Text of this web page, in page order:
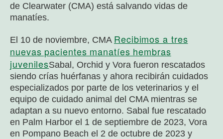
de Clearwater (CMA) está salvando vidas de
manatíes.
El 10 de noviembre, CMA Recibimos a tres
nuevas pacientes manatíes hembras
juvenilesSabal, Orchid y Vora fueron rescatados
siendo crías huérfanas y ahora recibirán cuidados
especializados por parte de los veterinarios y el
equipo de cuidado animal del CMA mientras se
adaptan a su nuevo entorno. Sabal fue rescatado
en Palm Harbor el 1 de septiembre de 2023, Vora
en Pompano Beach el 2 de octubre de 2023 y